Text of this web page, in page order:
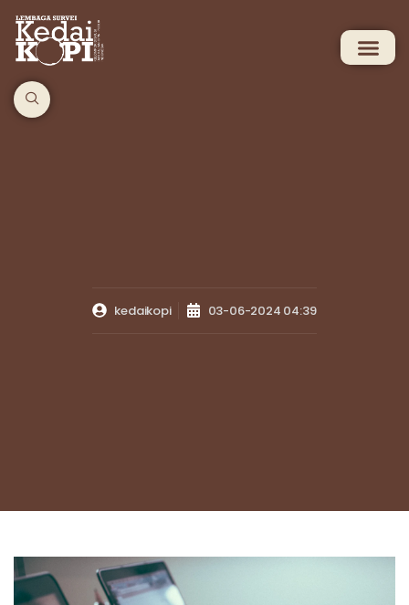
kedaikopi 03-06-2024 04:39